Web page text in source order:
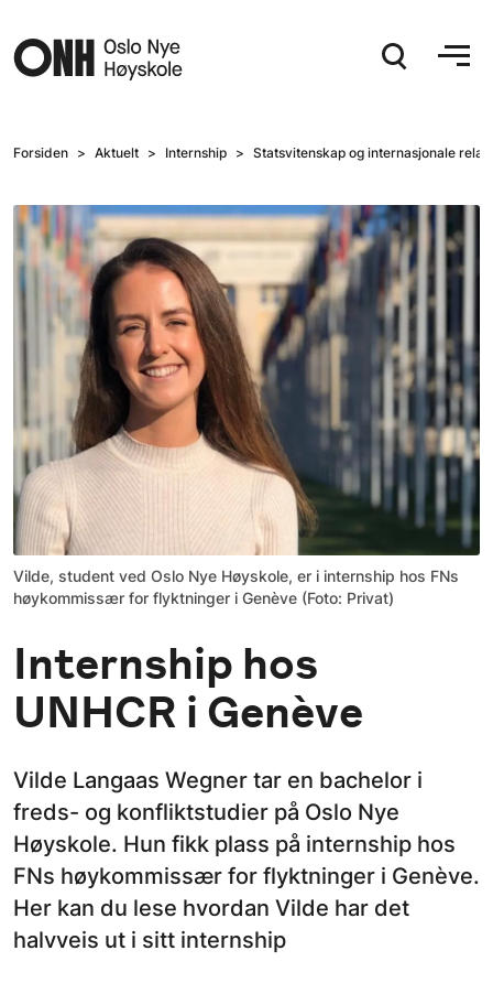
Forsiden Aktuelt Internship Statsvitenskap og internasjonale
Vilde, student ved Oslo Nye Høyskole, er i internship hos FNs
høykommissær for flyktninger i Genève (Foto: Privat)
Internship hos
UNHCR i Genève
Vilde Langaas Wegner tar en bachelor i
freds- og konfliktstudier på Oslo Nye
Høyskole. Hun fikk plass på internship hos
FNs høykommissær for flyktninger i Genève.
Her kan du lese hvordan Vilde har det
halvveis ut i sitt internship